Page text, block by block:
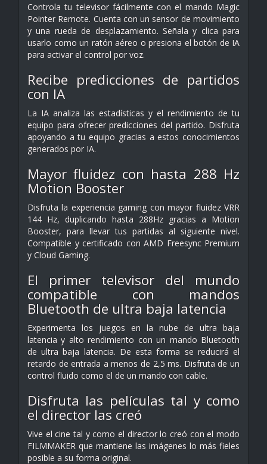
Controla tu televisor fácilmente con el mando Magic
Pointer Remote. Cuenta con un sensor de movimiento
y una rueda de desplazamiento. Señala y clica para
usarlo como un ratón aéreo o presiona el botón de IA
para activar el control por voz.
Recibe predicciones de partidos
con IA
La IA analiza las estadísticas y el rendimiento de tu
equipo para ofrecer predicciones del partido. Disfruta
apoyando a tu equipo gracias a estos conocimientos
generados por IA.
Mayor fluidez con hasta 288 Hz
Motion Booster
Disfruta la experiencia gaming con mayor fluidez VRR
144 Hz, duplicando hasta 288Hz gracias a Motion
Booster, para llevar tus partidas al siguiente nivel.
Compatible y certificado con AMD Freesync Premium
y Cloud Gaming.
El primer televisor del mundo
compatible con mandos
Bluetooth de ultra baja latencia
Experimenta los juegos en la nube de ultra baja
latencia y alto rendimiento con un mando Bluetooth
de ultra baja latencia. De esta forma se reducirá el
retardo de entrada a menos de 2,5 ms. Disfruta de un
control fluido como el de un mando con cable.
Disfruta las películas tal y como
el director las creó
Vive el cine tal y como el director lo creó con el modo
FILMMAKER que mantiene las imágenes lo más fieles
posible a su forma original.